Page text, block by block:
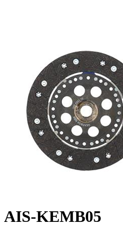
AIS-KEMB05